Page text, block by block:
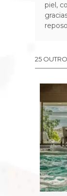
piel,
25